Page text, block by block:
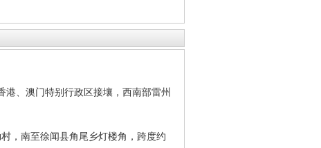
、澳门特别行政区接壤，西南部雷州
，南至徐闻县角尾乡灯楼角，跨度约